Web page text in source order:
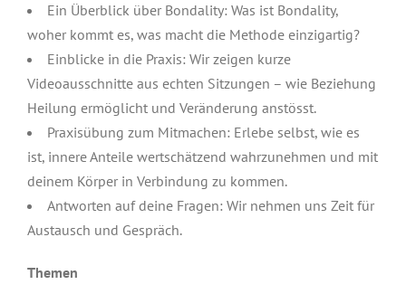
Ein Überblick über Bondality: Was ist Bondality,
woher kommt es, was macht die Methode einzigartig?
Einblicke in die Praxis: Wir zeigen kurze
Videoausschnitte aus echten Sitzungen – wie Beziehung
Heilung ermöglicht und Veränderung anstösst.
Praxisübung zum Mitmachen: Erlebe selbst, wie es
ist, innere Anteile wertschätzend wahrzunehmen und mit
deinem Körper in Verbindung zu kommen.
Antworten auf deine Fragen: Wir nehmen uns Zeit für
Austausch und Gespräch.
Themen